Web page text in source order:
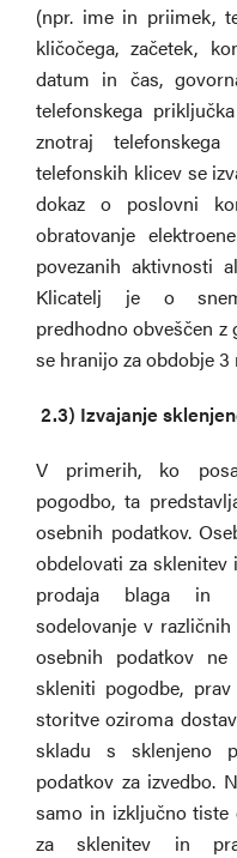
(npr. ime in priimek,
kličočega, začetek,
datum in čas,
telefonskega
znotraj
telefonskih klicev se
dokaz o poslovni
obratovanje
povezanih aktivnosti
Klicatelj je o
predhodno obveščen
se hranijo za obdobje 3
2.3) Izvajanje
V primerih, ko
pogodbo, ta
osebnih podatkov.
obdelovati za sklenitev
prodaja blaga in
sodelovanje v
osebnih podatkov
skleniti pogodbe,
storitve oziroma
skladu s sklenjeno
podatkov za izvedbo.
samo in izključno tiste
za sklenitev in